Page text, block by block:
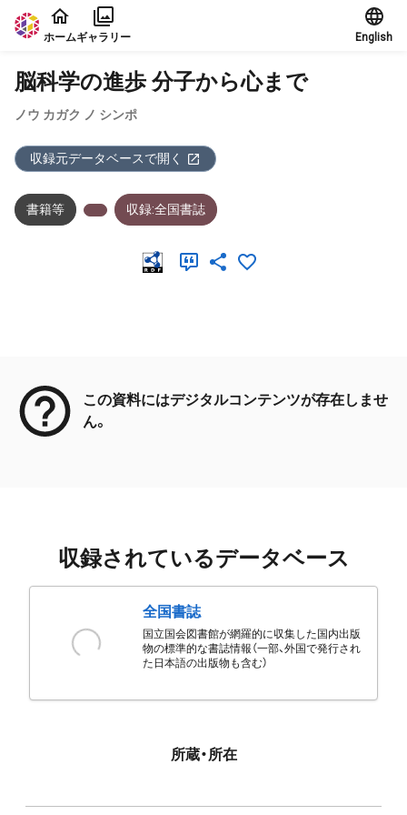
本文に飛ぶ
ホームギャラリー English
脳科学の進歩 分子から心まで
ノウ カガク ノ シンポ
収録元データベースで開く
書籍等 収録:全国書誌
この資料にはデジタルコンテンツが存在しませ
ん。
収録されているデータベース
全国書誌
国立国会図書館が網羅的に収集した国内出版
物の標準的な書誌情報（一部、外国で発行され
た日本語の出版物も含む）
所蔵・所在